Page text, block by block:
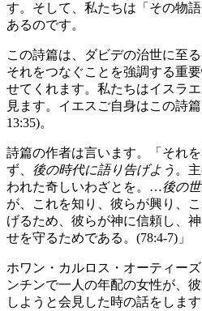
す。そして、私たちは「その物
あるのです。
この詩篇は、ダビデの治世に至
それをつなぐことを強調する重
せてくれます。私たちはイスラ
見ます。イエスご自身はこの詩
13:35)。
詩篇の作者は言います。「それ
ず、 後の時代に語り告げよう 。
われた奇しいわざとを。…後の
が、これを知り、彼らが興り、
げるため、彼らが神に信頼し、
せを守るためである。(78:4-7)」
ホワン・カルロス・オーティー
ンチンで一人の年配の女性が、
しようと会見した時の話をしま